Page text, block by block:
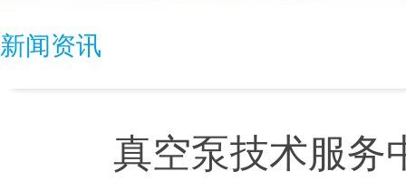
新闻资讯
真空泵技术服务